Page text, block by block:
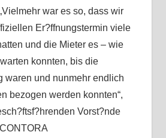
war es so, dass wir
Er?ffnungstermin viele
und die Mieter es – wie
konnten, bis die
waren und nunmehr endlich
bezogen werden konnten“,
Vorst?nde